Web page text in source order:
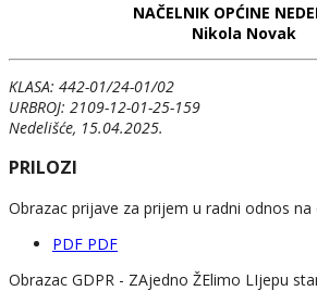
NAČELNIK OPĆINE
Nikola Novak
KLASA: 442-01/24-01/02
URBROJ: 2109-12-01-25-159
Nedelišće, 15.04.2025.
PRILOZI
Obrazac prijave za prijem u radni odnos
PDF PDF
Obrazac GDPR - ZAjedno ŽElimo LIjepu